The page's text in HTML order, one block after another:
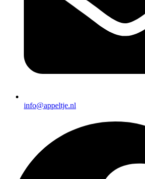
info@appeltje.nl